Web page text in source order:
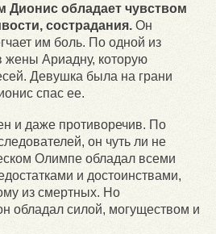
Дионис обладает чувством
сострадания. Он
им боль. По одной из
жены Ариадну, которую
Девушка была на грани
спас ее.
и даже противоречив. По
он чуть ли не
Олимпе обладал всеми
и достоинствами,
из смертных. Но
обладал силой, могуществом и